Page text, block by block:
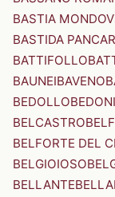
BASTIA
BASTIDA
BATTIFOLLO
BAUNEIBAVENO
BEDOLLO
BELCASTRO
BELFORTE DEL
BELGIOIOSO
BELLANTE